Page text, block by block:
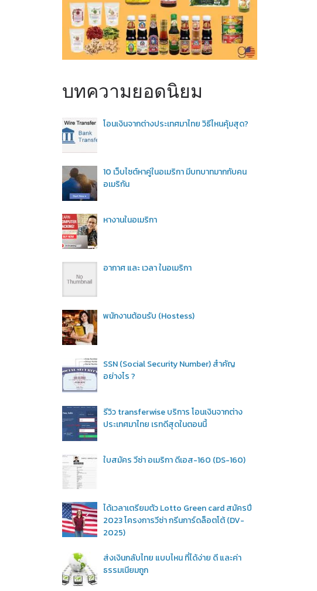
บทความยอดนิยม
โอนเงินจากต่างประเทศมาไทย วิธีไหนคุ้มสุด?
10 เว็บไซต์หาคู่ในอเมริกา มีบทบาทมากกับคน
อเมริกัน
หางานในอเมริกา
อากาศ และ เวลา ในอเมริกา
พนักงานต้อนรับ (Hostess)
SSN (Social Security Number) สำคัญ
อย่างไร ?
รีวิว transferwise บริการ โอนเงินจากต่าง
ประเทศมาไทย เรทดีสุดในตอนนี้
ใบสมัคร วีซ่า อเมริกา ดีเอส-160 (DS-160)
ได้เวลาเตรียมตัว Lotto Green card สมัครปี
2023 โครงการวีซ่า กรีนการ์ดล็อตโต้ (DV-
2025)
ส่งเงินกลับไทย แบบไหน ที่ได้ง่าย ดี และค่า
ธรรมเนียมถูก